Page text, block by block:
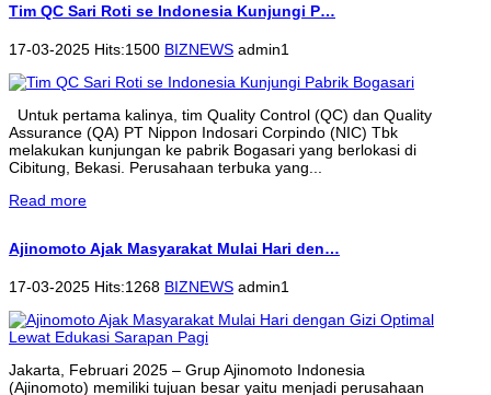
Tim QC Sari Roti se Indonesia Kunjungi P…
17-03-2025 Hits:1500 BIZNEWS admin1
Untuk pertama kalinya, tim Quality Control (QC) dan Quality
Assurance (QA) PT Nippon Indosari Corpindo (NIC) Tbk
melakukan kunjungan ke pabrik Bogasari yang berlokasi di
Cibitung, Bekasi. Perusahaan terbuka yang...
Read more
Ajinomoto Ajak Masyarakat Mulai Hari den…
17-03-2025 Hits:1268 BIZNEWS admin1
Jakarta, Februari 2025 – Grup Ajinomoto Indonesia
(Ajinomoto) memiliki tujuan besar yaitu menjadi perusahaan